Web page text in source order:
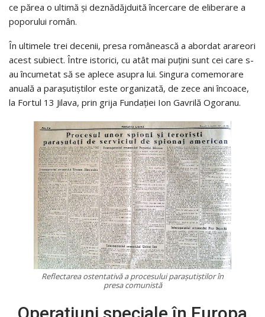
ce părea o ultimă şi deznădăjduită încercare de eliberare a
poporului român.
În ultimele trei decenii, presa românească a abordat arareori
acest subiect. Între istorici, cu atât mai puțini sunt cei care s-
au încumetat să se aplece asupra lui. Singura comemorare
anuală a parașutiștilor este organizată, de zece ani încoace,
la Fortul 13 Jilava, prin grija Fundației Ion Gavrilă Ogoranu.
Reflectarea ostentativă a procesului parașutiștilor în
presa comunistă